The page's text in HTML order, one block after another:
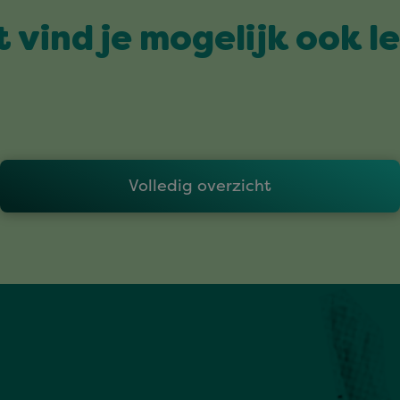
vind je mogelijk ook
Volledig overzicht